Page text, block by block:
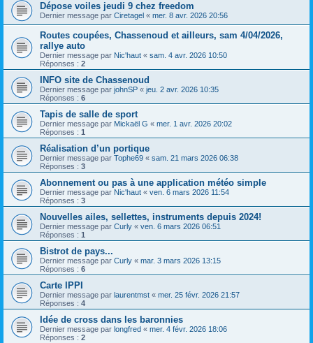
Dépose voiles jeudi 9 chez freedom
Dernier message par Ciretagel « mer. 8 avr. 2026 20:56
Routes coupées, Chassenoud et ailleurs, sam 4/04/2026,
rallye auto
Dernier message par Nic'haut « sam. 4 avr. 2026 10:50
Réponses : 2
INFO site de Chassenoud
Dernier message par johnSP « jeu. 2 avr. 2026 10:35
Réponses : 6
Tapis de salle de sport
Dernier message par Mickaël G « mer. 1 avr. 2026 20:02
Réponses : 1
Réalisation d’un portique
Dernier message par Tophe69 « sam. 21 mars 2026 06:38
Réponses : 3
Abonnement ou pas à une application météo simple
Dernier message par Nic'haut « ven. 6 mars 2026 11:54
Réponses : 3
Nouvelles ailes, sellettes, instruments depuis 2024!
Dernier message par Curly « ven. 6 mars 2026 06:51
Réponses : 1
Bistrot de pays...
Dernier message par Curly « mar. 3 mars 2026 13:15
Réponses : 6
Carte IPPI
Dernier message par laurentmst « mer. 25 févr. 2026 21:57
Réponses : 4
Idée de cross dans les baronnies
Dernier message par longfred « mer. 4 févr. 2026 18:06
Réponses : 2